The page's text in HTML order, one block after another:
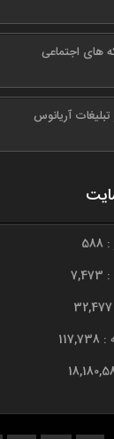
های اجتماعی
آریانوس